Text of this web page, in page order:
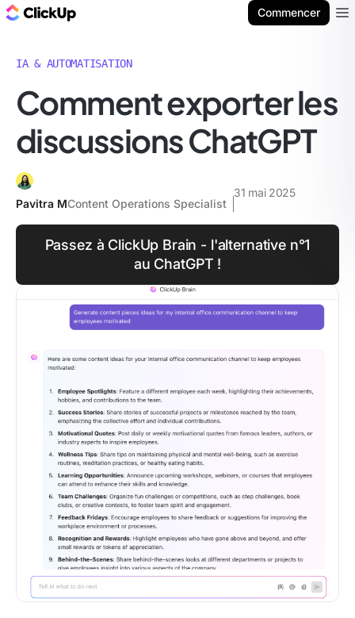
Commencer
IA & AUTOMATISATION
Comment exporter les
discussions ChatGPT
Pavitra MContent Operations Specialist
31 mai 2025
Passez à ClickUp Brain - l'alternative n°1
au ChatGPT !